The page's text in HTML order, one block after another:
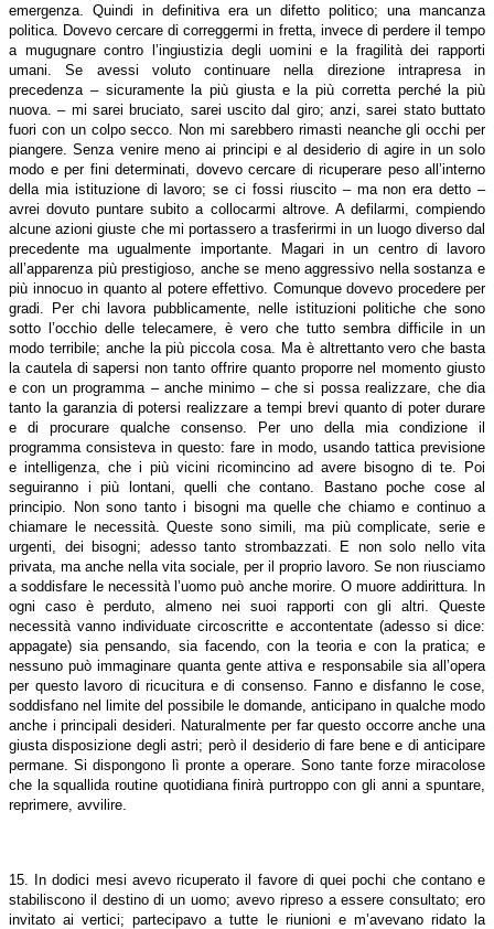
emergenza. Quindi in definitiva era un difetto politico; una mancanza
politica. Dovevo cercare di correggermi in fretta, invece di perdere il tempo
a mugugnare contro l’ingiustizia degli uomini e la fragilità dei rapporti
umani. Se avessi voluto continuare nella direzione intrapresa in
precedenza – sicuramente la più giusta e la più corretta perché la più
nuova. – mi sarei bruciato, sarei uscito dal giro; anzi, sarei stato buttato
fuori con un colpo secco. Non mi sarebbero rimasti neanche gli occhi per
piangere. Senza venire meno ai principi e al desiderio di agire in un solo
modo e per fini determinati, dovevo cercare di ricuperare peso all’interno
della mia istituzione di lavoro; se ci fossi riuscito – ma non era detto –
avrei dovuto puntare subito a collocarmi altrove. A defilarmi, compiendo
alcune azioni giuste che mi portassero a trasferirmi in un luogo diverso dal
precedente ma ugualmente importante. Magari in un centro di lavoro
all’apparenza più prestigioso, anche se meno aggressivo nella sostanza e
più innocuo in quanto al potere effettivo. Comunque dovevo procedere per
gradi. Per chi lavora pubblicamente, nelle istituzioni politiche che sono
sotto l’occhio delle telecamere, è vero che tutto sembra difficile in un
modo terribile; anche la più piccola cosa. Ma è altrettanto vero che basta
la cautela di sapersi non tanto offrire quanto proporre nel momento giusto
e con un programma – anche minimo – che si possa realizzare, che dia
tanto la garanzia di potersi realizzare a tempi brevi quanto di poter durare
e di procurare qualche consenso. Per uno della mia condizione il
programma consisteva in questo: fare in modo, usando tattica previsione
e intelligenza, che i più vicini ricomincino ad avere bisogno di te. Poi
seguiranno i più lontani, quelli che contano. Bastano poche cose al
principio. Non sono tanto i bisogni ma quelle che chiamo e continuo a
chiamare le necessità. Queste sono simili, ma più complicate, serie e
urgenti, dei bisogni; adesso tanto strombazzati. E non solo nello vita
privata, ma anche nella vita sociale, per il proprio lavoro. Se non riusciamo
a soddisfare le necessità l’uomo può anche morire. O muore addirittura. In
ogni caso è perduto, almeno nei suoi rapporti con gli altri. Queste
necessità vanno individuate circoscritte e accontentate (adesso si dice:
appagate) sia pensando, sia facendo, con la teoria e con la pratica; e
nessuno può immaginare quanta gente attiva e responsabile sia all’opera
per questo lavoro di ricucitura e di consenso. Fanno e disfanno le cose,
soddisfano nel limite del possibile le domande, anticipano in qualche modo
anche i principali desideri. Naturalmente per far questo occorre anche una
giusta disposizione degli astri; però il desiderio di fare bene e di anticipare
permane. Si dispongono lì pronte a operare. Sono tante forze miracolose
che la squallida routine quotidiana finirà purtroppo con gli anni a spuntare,
reprimere, avvilire.
15. In dodici mesi avevo ricuperato il favore di quei pochi che contano e
stabiliscono il destino di un uomo; avevo ripreso a essere consultato; ero
invitato ai vertici; partecipavo a tutte le riunioni e m’avevano ridato la